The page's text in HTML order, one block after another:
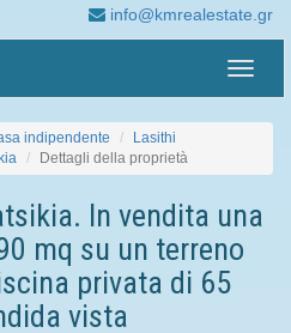
info@kmrealestate.gr
Toggle
indipendente
Lasithi
Dettagli della proprietà
In vendita una
mq su un terreno
privata di 65
vista